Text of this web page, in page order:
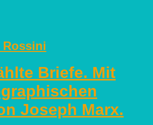
Briefe. Mit
Joseph Marx.